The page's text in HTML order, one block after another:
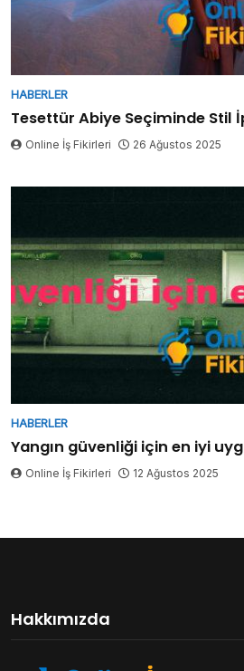
HABERLER
Tesettür Abiye Seçiminde Stil
Online İş Fikirleri 26 Ağustos 2025
HABERLER
Yangın güvenliği için en iyi
Online İş Fikirleri 12 Ağustos 2025
Hakkımızda